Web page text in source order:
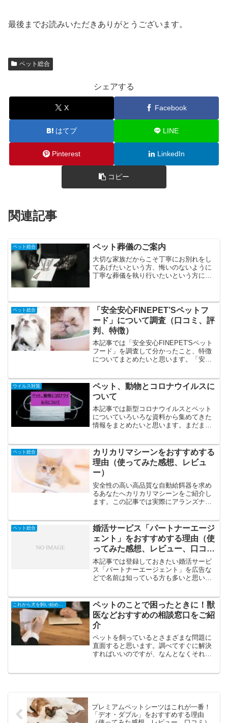
最後までお読みいただきありがとうございます。
ペット総合
シェアする
X Facebook
はてブ LINE
Pinterest LinkedIn
コピー
関連記事
ペット総合 ペット葬儀のご案内
大切な家族だからこそ丁寧にお別れをし
てあげたいという方、悔いのないように
丁寧な葬儀を執り行いたいという方に
ないように丁寧に見送りをすることでペ
ットロスと呼ばれるペ...
ペット総合
「安全安心FINEPET’Sペットフ
ード」について調査（口コミ、評
判、特徴）
本記事では「安全安心FINEPET'Sペット
フード」を調査して分かったこと、特徴
についてまとめたいと思います。「安全
消化吸収率、お得な定期便、高い評価、
口コミ順...
ウイルス対策
ペット、動物とコロナウイルスに
ついて
本記事では新型コロナウイルスとペット
についていろいろな資料から集めてきた
情報をまとめたいと思います。まだまだ
ていく予定です。政府機関や海外の研究
まで幅広く扱っています。...
ペット総合
カリカリマシーンをおすすめする
理由（使ってみた感想、レビュ
ー）
安全性の高い高品質な自動給餌器を求め
るあなたへカリカリマシーンをご紹介し
ます。この記事では実際にアランズナチ
ーンを使ったきっかけわが家では、5歳の
猫が2匹おり、カリカリ...
ペット総合
婚活サービス「パートナーエージ
ェント」をおすすめする理由（使
ってみた感想、レビュー、口コ
ミ）
本記事では登録しておきたい婚活サービ
ス「パートナーエージェント」を広告な
どで名前は知っている方も多いと思いま
す。「２０２１年最新」ペットの飼い主
の婚活サイト、結婚相談所お...
ペットのことで困ったときに！獣
医などおすすめの相談窓口をご紹
介
ペットを飼っているとさまざまな問題に
直面すると思います。調べてすぐに解決
すればいいのですが、なんとなくそれで
プレミアムペットシーツはこれが一番！
「デオ・ダブル」をおすすめする理由